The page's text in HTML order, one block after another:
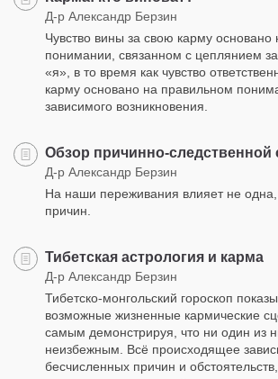
Д-р Александр Берзин
Чувство вины за свою карму
понимании, связанном с цеплянием
«я», в то время как чувство
карму основано на правильном
зависимого возникновения.
Обзор причинно-следственной
Д-р Александр Берзин
На наши переживания влияет не
причин.
Тибетская астрология и карма
Д-р Александр Берзин
Тибетско-монгольский гороскоп
возможные жизненные кармические
самым демонстрируя, что ни один из
неизбежным. Всё происходящее
бесчисленных причин и